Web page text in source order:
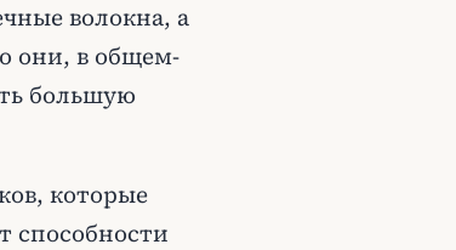
волокна, а
они, в общем-
большую
которые
способности